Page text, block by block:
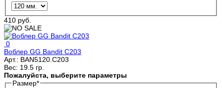
410 руб.
0
Воблер GG Bandit C203
Арт.: BAN5120.C203
Вес: 19.5 гр.
Пожалуйста, выберите параметры
Размер*